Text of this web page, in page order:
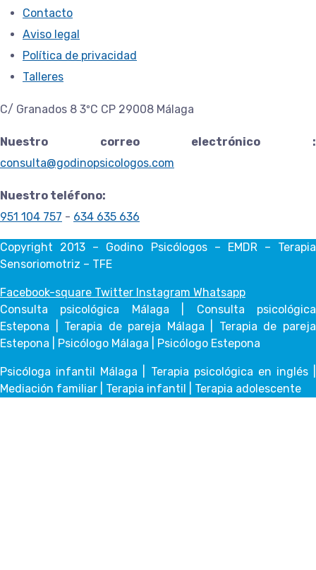
Contacto
Aviso legal
Política de privacidad
Talleres
C/ Granados 8 3ºC CP 29008 Málaga
Nuestro correo electrónico :
consulta@godinopsicologos.com
Nuestro teléfono:
951 104 757 - 634 635 636
Copyright 2013 – Godino Psicólogos – EMDR – Terapia
Sensoriomotriz – TFE
Facebook-square Twitter Instagram Whatsapp
Consulta psicológica Málaga | Consulta psicológica
Estepona | Terapia de pareja Málaga | Terapia de pareja
Estepona | Psicólogo Málaga | Psicólogo Estepona
Psicóloga infantil Málaga | Terapia psicológica en inglés |
Mediación familiar | Terapia infantil | Terapia adolescente